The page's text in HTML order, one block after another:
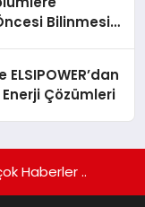
Bilinmesi
Çözümleri
Haberler ..